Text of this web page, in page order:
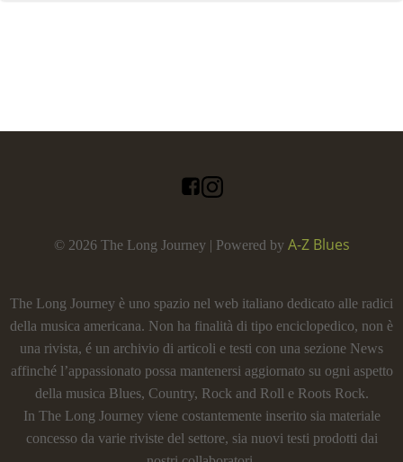
© 2026 The Long Journey | Powered by A-Z Blues
The Long Journey è uno spazio nel web italiano dedicato alle radici
della musica americana. Non ha finalità di tipo enciclopedico, non è
una rivista, é un archivio di articoli e testi con una sezione News
affinché l’appassionato possa mantenersi aggiornato su ogni aspetto
della musica Blues, Country, Rock and Roll e Roots Rock.
In The Long Journey viene costantemente inserito sia materiale
concesso da varie riviste del settore, sia nuovi testi prodotti dai